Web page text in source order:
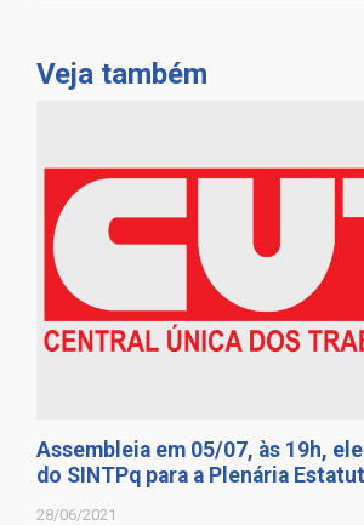
Veja também
Assembleia em 05/07, às 19h,
do SINTPq para a Plenária
28/06/2021